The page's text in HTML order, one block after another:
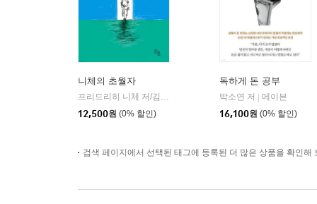
니체의 초월자
12,500원 (0% 할인)
독하게 돈 공부
박소연 저 | 메이븐
16,100원 (0% 할인)
검색 페이지에서 선택된 태그에 등록된 더 많은 상품을 확인해